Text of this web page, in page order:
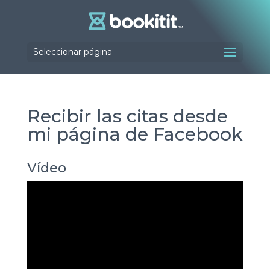
Seleccionar página
Recibir las citas desde
mi página de Facebook
Vídeo